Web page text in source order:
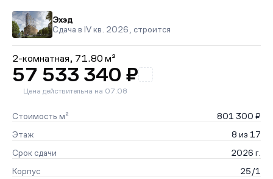
Эхэд
Сдача в IV кв. 2026, строится
2-комнатная, 71.80 м²
57 533 340 ₽
Цена действительна на 07.08
Стоимость м²
801 300 ₽
Этаж
8 из 17
Срок сдачи
2026 г.
Корпус
25/1